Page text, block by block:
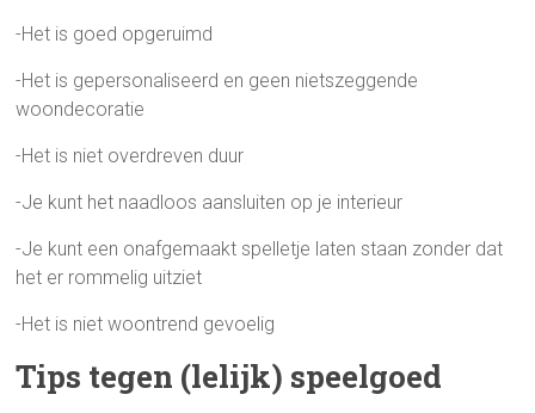
-Het is goed opgeruimd
-Het is gepersonaliseerd en geen nietszeggende
woondecoratie
-Het is niet overdreven duur
-Je kunt het naadloos aansluiten op je interieur
-Je kunt een onafgemaakt spelletje laten staan zonder dat
het er rommelig uitziet
-Het is niet woontrend gevoelig
Tips tegen (lelijk) speelgoed